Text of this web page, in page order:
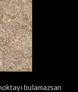
bulamazsan